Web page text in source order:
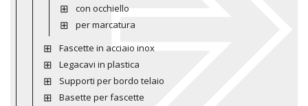
con occhiello
per marcatura
Fascette in acciaio inox
Legacavi in plastica
Supporti per bordo telaio
Basette per fascette